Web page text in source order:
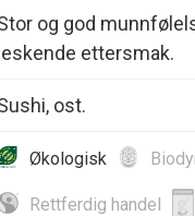
og god
ettersmak.
ost.
Økologisk
Rettferdig handel